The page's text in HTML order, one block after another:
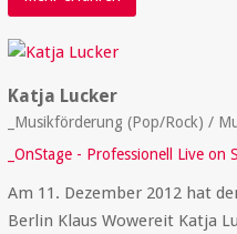
Katja Lucker
_Musikförderung (Pop/Rock) /
_OnStage - Professionell Live on
Am 11. Dezember 2012 hat
Berlin Klaus Wowereit Katja